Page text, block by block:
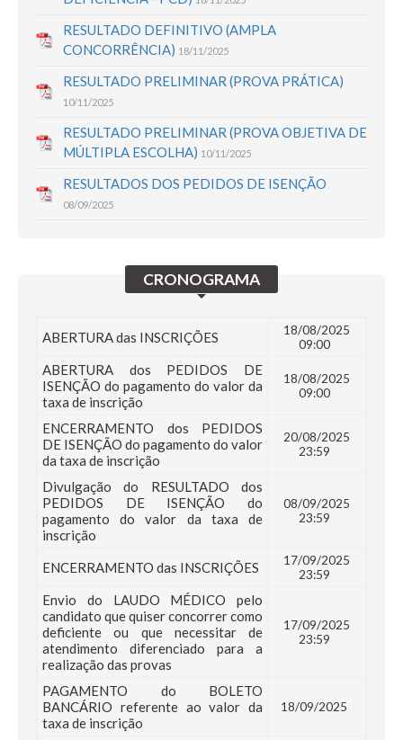
RESULTADO DEFINITIVO (AMPLA
CONCORRÊNCIA) 18/11/2025
RESULTADO PRELIMINAR (PROVA PRÁTICA)
10/11/2025
RESULTADO PRELIMINAR (PROVA OBJETIVA DE
MÚLTIPLA ESCOLHA) 10/11/2025
RESULTADOS DOS PEDIDOS DE ISENÇÃO
08/09/2025
CRONOGRAMA
ABERTURA das INSCRIÇÕES
18/08/2025
09:00
ABERTURA dos PEDIDOS DE
ISENÇÃO do pagamento do valor da
taxa de inscrição
18/08/2025
09:00
ENCERRAMENTO dos PEDIDOS
DE ISENÇÃO do pagamento do valor
da taxa de inscrição
20/08/2025
23:59
Divulgação do RESULTADO dos
PEDIDOS DE ISENÇÃO do
pagamento do valor da taxa de
inscrição
08/09/2025
23:59
ENCERRAMENTO das INSCRIÇÕES
17/09/2025
23:59
Envio do LAUDO MÉDICO pelo
candidato que quiser concorrer como
deficiente ou que necessitar de
atendimento diferenciado para a
realização das provas
17/09/2025
23:59
PAGAMENTO do BOLETO
BANCÁRIO referente ao valor da
taxa de inscrição
18/09/2025